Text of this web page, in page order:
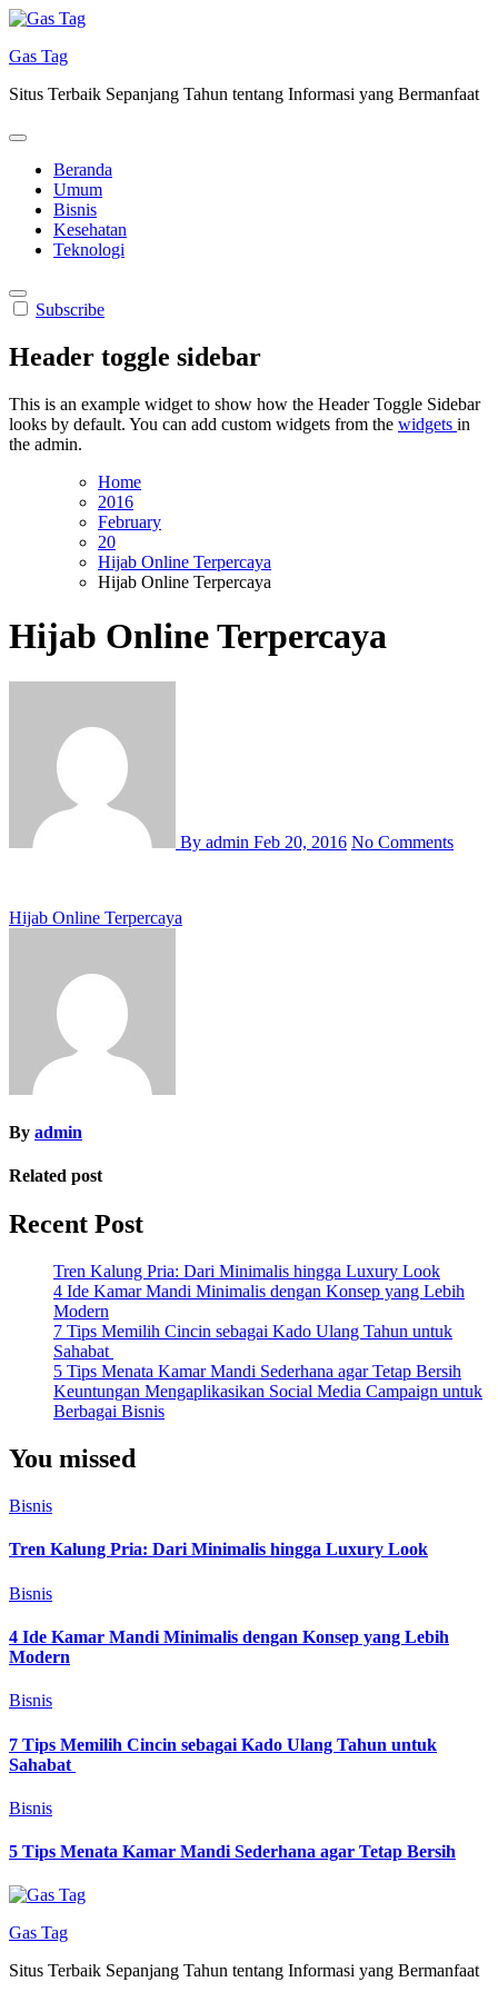
Skip
content
Gas Tag
Situs Terbaik Sepanjang Tahun tentang Informasi yang Bermanfaat
Beranda
Umum
Bisnis
Kesehatan
Teknologi
Subscribe
Header toggle sidebar
This is an example widget to show how the Header Toggle Sidebar
looks by default. You can add custom widgets from the widgets in
the admin.
Home
2016
February
20
Hijab Online Terpercaya
Hijab Online Terpercaya
Hijab Online Terpercaya
By admin Feb 20, 2016 No Comments
Post
Hijab Online Terpercaya
By admin
Related post
Recent Post
Tren Kalung Pria: Dari Minimalis hingga Luxury Look
4 Ide Kamar Mandi Minimalis dengan Konsep yang Lebih
Modern
7 Tips Memilih Cincin sebagai Kado Ulang Tahun untuk
Sahabat
5 Tips Menata Kamar Mandi Sederhana agar Tetap Bersih
Keuntungan Mengaplikasikan Social Media Campaign untuk
Berbagai Bisnis
You missed
Bisnis
Tren Kalung Pria: Dari Minimalis hingga Luxury Look
Bisnis
4 Ide Kamar Mandi Minimalis dengan Konsep yang Lebih
Modern
Bisnis
7 Tips Memilih Cincin sebagai Kado Ulang Tahun untuk
Sahabat
Bisnis
5 Tips Menata Kamar Mandi Sederhana agar Tetap Bersih
Gas Tag
Situs Terbaik Sepanjang Tahun tentang Informasi yang Bermanfaat